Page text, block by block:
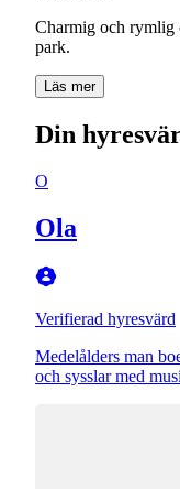
Charmig och rymlig
park.
Läs mer
Din
O
Ola
Verifierad hyresvärd
Medelålders man
och sysslar med